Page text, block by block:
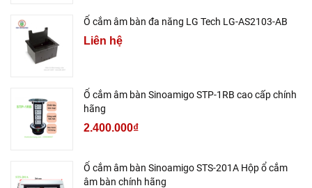
Ổ cắm âm bàn đa năng LG Tech LG-AS2103-AB
Liên hệ
Ổ cắm âm bàn Sinoamigo STP-1RB cao cấp chính
hãng
2.400.000₫
Ổ cắm âm bàn Sinoamigo STS-201A Hộp ổ cắm
âm bàn chính hãng